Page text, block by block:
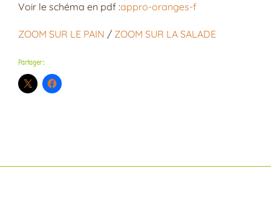
Voir le schéma en pdf :appro-oranges-f
ZOOM SUR LE PAIN / ZOOM SUR LA SALADE
Partager :